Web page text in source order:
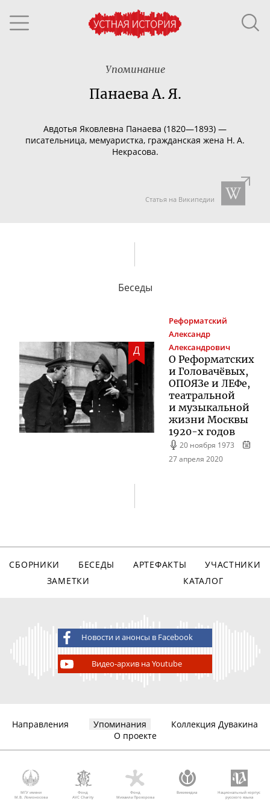
Упоминание
Панаева А. Я.
Авдотья Яковлевна Панаева (1820—1893) —
писательница, мемуаристка, гражданская жена Н. А.
Некрасова.
Статья на Википедии
Беседы
Д
Реформатский
Александр
Александрович
О Реформатских
и Головачёвых,
ОПОЯЗе и ЛЕФе,
театральной
и музыкальной
жизни Москвы
1920-х годов
20 ноября 1973
27 апреля 2020
СБОРНИКИ БЕСЕДЫ АРТЕФАКТЫ
УЧАСТНИКИ
ЗАМЕТКИ
КАТАЛОГ
Новости и анонсы в Facebook
Видео-архив на Youtube
Направления Упоминания
Коллекция Дувакина
О проекте
МГУ имени
М.В. Ломоносова
Фонд
AVC Charity
Фонд
Михаила Прохорова
Викимедиа
Национальный корпус
русского языка